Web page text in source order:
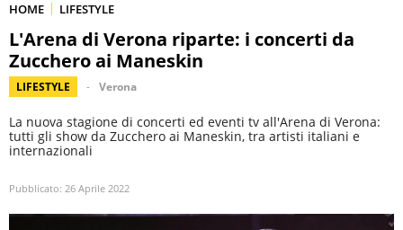
HOME LIFESTYLE
L'Arena di Verona riparte: i concerti da
Zucchero ai Maneskin
LIFESTYLE Verona
La nuova stagione di concerti ed eventi tv all'Arena di Verona:
tutti gli show da Zucchero ai Maneskin, tra artisti italiani e
internazionali
Pubblicato: 26 Aprile 2022